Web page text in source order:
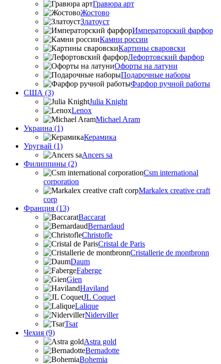
Гравюра арт
Жостово
Златоуст
Императорский фарфор
Камни россии
Картины сваровски
Лефортовский фарфор
Офорты на латуни
Подарочные наборы
Фарфор ручной работы
США (3)
Julia Knight
Lenox
Michael Aram
Украина (1)
Керамика
Уругвай (1)
Ancers sa
Филиппины (2)
Csm international
corporation
Markalex creative craft
corp
Франция (13)
Baccarat
Bernardaud
Christofle
Cristal de Paris
Cristallerie de montbronn
Daum
Faberge
Gien
Haviland
JL Coquet
Lalique
Niderviller
Tsar
Чехия (9)
Astra gold
Bernadotte
Bohemia